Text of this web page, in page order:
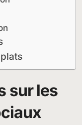
sur les